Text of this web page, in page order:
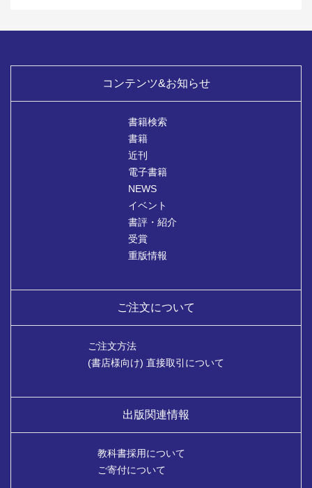
コンテンツ&お知らせ
書籍検索
書籍
近刊
電子書籍
NEWS
イベント
書評・紹介
受賞
重版情報
ご注文について
ご注文方法
(書店様向け) 直接取引について
出版関連情報
教科書採用について
ご寄付について